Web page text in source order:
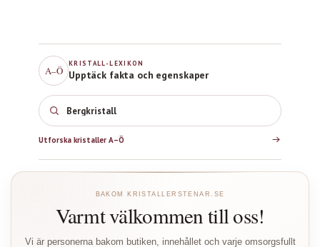
A–Ö
KRISTALL-LEXIKON
Upptäck fakta och egenskaper
Bergkristall
Utforska kristaller A–Ö
BAKOM KRISTALLERSTENAR.SE
Varmt välkommen till oss!
Vi är personerna bakom butiken, innehållet och varje omsorgsfullt